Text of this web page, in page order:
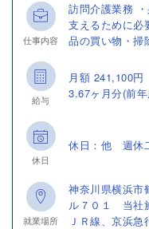
仕事内容
訪問介護業務
支えるために必
品の買い物・掃
給与
月額 241,100
3.67ヶ月分(前
休日
休日：他 週休
就業場所
神奈川県横浜市
ル７０１ 当社
ＪＲ線、京浜